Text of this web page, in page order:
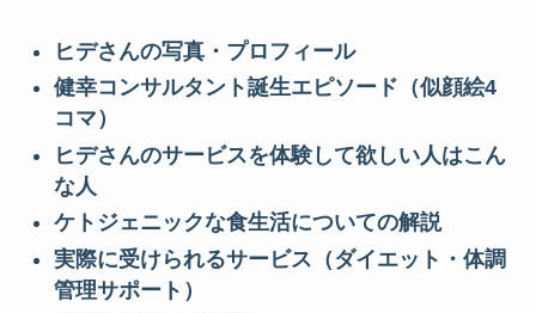
ヒデさんの写真・プロフィール
健幸コンサルタント誕生エピソード（似顔絵4
コマ）
ヒデさんのサービスを体験して欲しい人はこん
な人
ケトジェニックな食生活についての解説
実際に受けられるサービス（ダイエット・体調
管理サポート）